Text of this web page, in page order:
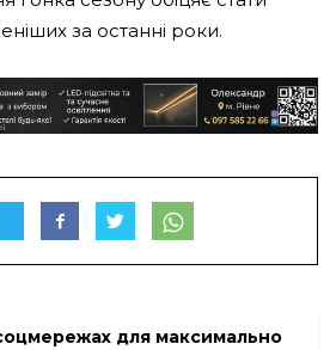
за останні роки.
для максимально